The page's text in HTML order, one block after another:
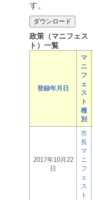
す。
政策（マニフェス
ト）一覧
登録年月日
マ
ニ
フ
ェ
ス
ト
種
別
2017年10月22
日
市
長
マ
ニ
フ
ェ
ス
ト